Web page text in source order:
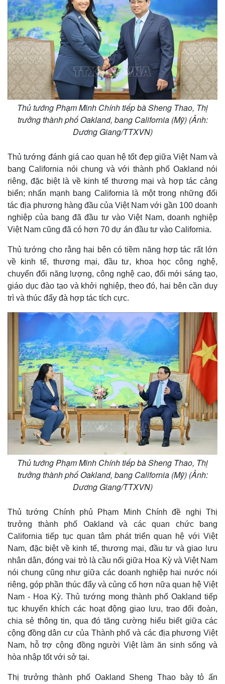
Quan sát
Cuộc sống đó đây
Hồ sơ
Multimedia
Video
Ảnh
E-Magazine
Infographic
Thủ tướng Phạm Minh Chính tiếp bà Sheng Thao, Thị
trưởng thành phố Oakland, bang California (Mỹ) (Ảnh:
Dương Giang/TTXVN)
Thủ tướng đánh giá cao quan hệ tốt đẹp giữa Việt Nam và
bang California nói chung và với thành phố Oakland nói
riêng, đặc biệt là về kinh tế thương mại và hợp tác cảng
biển; nhấn mạnh bang California là một trong những đối
tác địa phương hàng đầu của Việt Nam với gần 100 doanh
nghiệp của bang đã đầu tư vào Việt Nam, doanh nghiệp
Việt Nam cũng đã có hơn 70 dự án đầu tư vào California.
Thủ tướng cho rằng hai bên có tiềm năng hợp tác rất lớn
về kinh tế, thương mại, đầu tư, khoa học công nghệ,
chuyển đổi năng lượng, công nghệ cao, đổi mới sáng tạo,
giáo dục đào tạo và khởi nghiệp, theo đó, hai bên cần duy
trì và thúc đẩy đà hợp tác tích cực.
Thủ tướng Phạm Minh Chính tiếp bà Sheng Thao, Thị
trưởng thành phố Oakland, bang California (Mỹ) (Ảnh:
Dương Giang/TTXVN)
Thủ tướng Chính phủ Phạm Minh Chính đề nghị Thị
trưởng thành phố Oakland và các quan chức bang
California tiếp tục quan tâm phát triển quan hệ với Việt
Nam, đặc biệt về kinh tế, thương mại, đầu tư và giao lưu
nhân dân, đóng vai trò là cầu nối giữa Hoa Kỳ và Việt Nam
nói chung cũng như giữa các doanh nghiệp hai nước nói
riêng, góp phần thúc đẩy và củng cố hơn nữa quan hệ Việt
Nam - Hoa Kỳ. Thủ tướng mong thành phố Oakland tiếp
tục khuyến khích các hoạt động giao lưu, trao đổi đoàn,
chia sẻ thông tin, qua đó tăng cường hiểu biết giữa các
cộng đồng dân cư của Thành phố và các địa phương Việt
Nam, hỗ trợ cộng đồng người Việt làm ăn sinh sống và
hòa nhập tốt với sở tại.
Thị trưởng thành phố Oakland Sheng Thao bày tỏ ấn